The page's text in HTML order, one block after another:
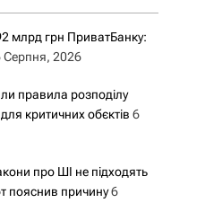
у
млрд грн ПриватБанку:
Серпня, 2026
правила розподілу
для критичних обєктів 6
про ШІ не підходять
пояснив причину 6